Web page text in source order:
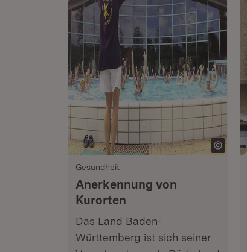
Gesundheit
Anerkennung von
Kurorten
Das Land Baden-
Württemberg ist sich seiner